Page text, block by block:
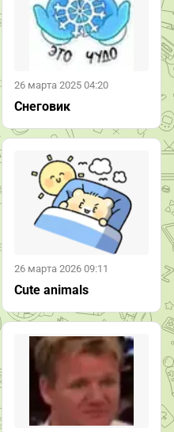
26 марта 2025 04:20
Снеговик
26 марта 2026 09:11
Cute animals